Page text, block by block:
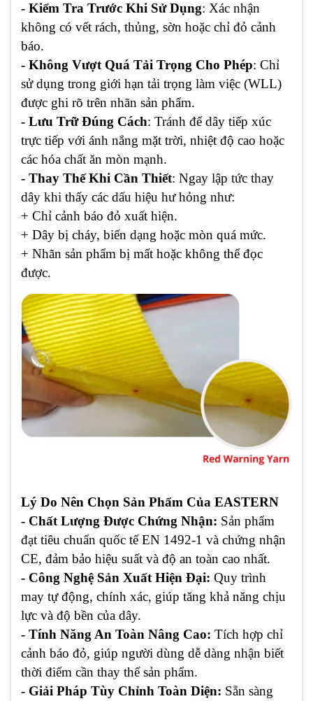
- Kiểm Tra Trước Khi Sử Dụng: Xác nhận
không có vết rách, thủng, sờn hoặc chỉ đỏ cảnh
báo.
- Không Vượt Quá Tải Trọng Cho Phép: Chỉ
sử dụng trong giới hạn tải trọng làm việc (WLL)
được ghi rõ trên nhãn sản phẩm.
- Lưu Trữ Đúng Cách: Tránh để dây tiếp xúc
trực tiếp với ánh nắng mặt trời, nhiệt độ cao hoặc
các hóa chất ăn mòn mạnh.
- Thay Thế Khi Cần Thiết: Ngay lập tức thay
dây khi thấy các dấu hiệu hư hỏng như:
+ Chỉ cảnh báo đỏ xuất hiện.
+ Dây bị cháy, biến dạng hoặc mòn quá mức.
+ Nhãn sản phẩm bị mất hoặc không thể đọc
được.
Lý Do Nên Chọn Sản Phẩm Của EASTERN
- Chất Lượng Được Chứng Nhận: Sản phẩm
đạt tiêu chuẩn quốc tế EN 1492-1 và chứng nhận
CE, đảm bảo hiệu suất và độ an toàn cao nhất.
- Công Nghệ Sản Xuất Hiện Đại: Quy trình
may tự động, chính xác, giúp tăng khả năng chịu
lực và độ bền của dây.
- Tính Năng An Toàn Nâng Cao: Tích hợp chỉ
cảnh báo đỏ, giúp người dùng dễ dàng nhận biết
thời điểm cần thay thế sản phẩm.
- Giải Pháp Tùy Chỉnh Toàn Diện: Sẵn sàng